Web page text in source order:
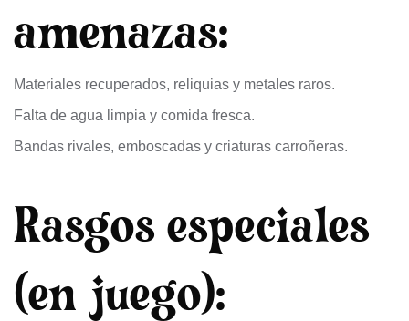
amenazas:
Materiales recuperados, reliquias y metales raros.
Falta de agua limpia y comida fresca.
Bandas rivales, emboscadas y criaturas carroñeras.
Rasgos especiales
(en juego):